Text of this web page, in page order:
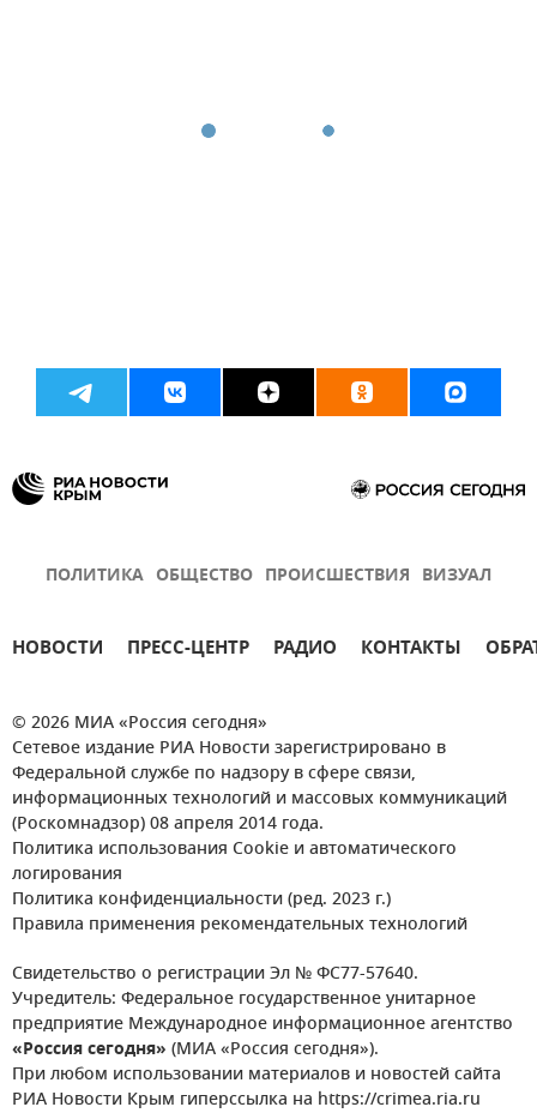
ПОЛИТИКА ОБЩЕСТВО ПРОИСШЕСТВИЯ ВИЗУАЛ
НОВОСТИ ПРЕСС-ЦЕНТР РАДИО КОНТАКТЫ
© 2026 МИА «Россия сегодня»
Сетевое издание РИА Новости зарегистрировано в
Федеральной службе по надзору в сфере связи,
информационных технологий и массовых коммуникаций
(Роскомнадзор) 08 апреля 2014 года.
Политика использования Cookie и автоматического
логирования
Политика конфиденциальности (ред. 2023 г.)
Правила применения рекомендательных технологий
Свидетельство о регистрации Эл № ФС77-57640.
Учредитель: Федеральное государственное унитарное
предприятие Международное информационное агентство
«Россия сегодня» (МИА «Россия сегодня»).
При любом использовании материалов и новостей сайта
РИА Новости Крым гиперссылка на https://crimea.ria.ru